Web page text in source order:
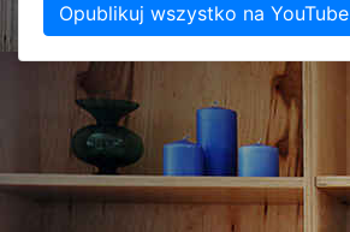
Opublikuj wszystko na YouTube